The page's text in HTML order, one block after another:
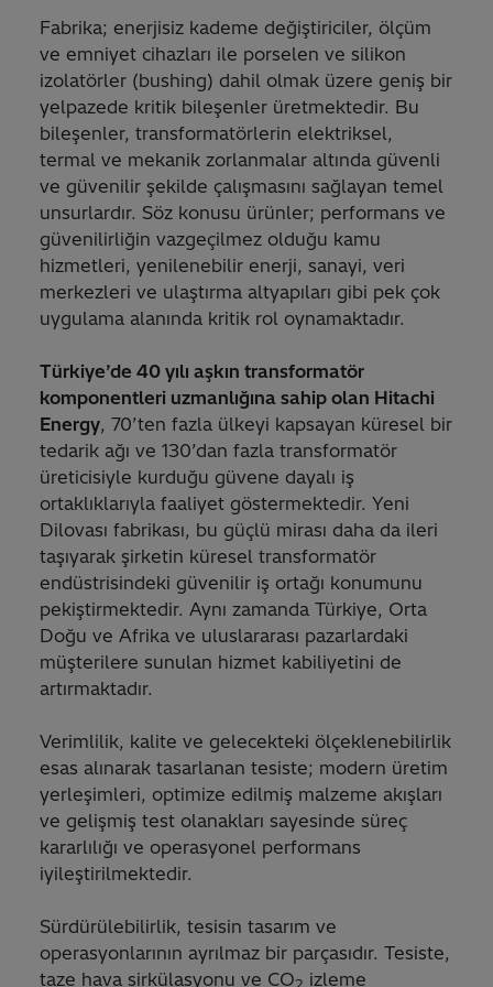
Fabrika; enerjisiz kademe değiştiriciler, ölçüm
ve emniyet cihazları ile porselen ve silikon
izolatörler (bushing) dahil olmak üzere geniş bir
yelpazede kritik bileşenler üretmektedir. Bu
bileşenler, transformatörlerin elektriksel,
termal ve mekanik zorlanmalar altında güvenli
ve güvenilir şekilde çalışmasını sağlayan temel
unsurlardır. Söz konusu ürünler; performans ve
güvenilirliğin vazgeçilmez olduğu kamu
hizmetleri, yenilenebilir enerji, sanayi, veri
merkezleri ve ulaştırma altyapıları gibi pek çok
uygulama alanında kritik rol oynamaktadır.
Türkiye’de 40 yılı aşkın transformatör
komponentleri uzmanlığına sahip olan Hitachi
Energy, 70’ten fazla ülkeyi kapsayan küresel bir
tedarik ağı ve 130’dan fazla transformatör
üreticisiyle kurduğu güvene dayalı iş
ortaklıklarıyla faaliyet göstermektedir. Yeni
Dilovası fabrikası, bu güçlü mirası daha da ileri
taşıyarak şirketin küresel transformatör
endüstrisindeki güvenilir iş ortağı konumunu
pekiştirmektedir. Aynı zamanda Türkiye, Orta
Doğu ve Afrika ve uluslararası pazarlardaki
müşterilere sunulan hizmet kabiliyetini de
artırmaktadır.
Verimlilik, kalite ve gelecekteki ölçeklenebilirlik
esas alınarak tasarlanan tesiste; modern üretim
yerleşimleri, optimize edilmiş malzeme akışları
ve gelişmiş test olanakları sayesinde süreç
kararlılığı ve operasyonel performans
iyileştirilmektedir.
Sürdürülebilirlik, tesisin tasarım ve
operasyonlarının ayrılmaz bir parçasıdır. Tesiste,
taze hava sirkülasyonu ve CO
izleme